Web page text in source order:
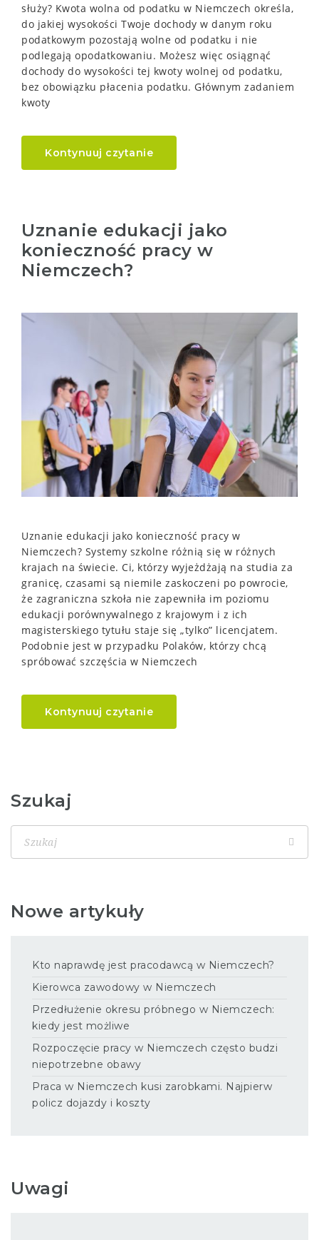
służy? Kwota wolna od podatku w Niemczech określa,
do jakiej wysokości Twoje dochody w danym roku
podatkowym pozostają wolne od podatku i nie
podlegają opodatkowaniu. Możesz więc osiągnąć
dochody do wysokości tej kwoty wolnej od podatku,
bez obowiązku płacenia podatku. Głównym zadaniem
kwoty
Kontynuuj czytanie
Uznanie edukacji jako
konieczność pracy w
Niemczech?
Uznanie edukacji jako konieczność pracy w
Niemczech? Systemy szkolne różnią się w różnych
krajach na świecie. Ci, którzy wyjeżdżają na studia za
granicę, czasami są niemile zaskoczeni po powrocie,
że zagraniczna szkoła nie zapewniła im poziomu
edukacji porównywalnego z krajowym i z ich
magisterskiego tytułu staje się „tylko” licencjatem.
Podobnie jest w przypadku Polaków, którzy chcą
spróbować szczęścia w Niemczech
Kontynuuj czytanie
Szukaj
Nowe artykuły
Kto naprawdę jest pracodawcą w Niemczech?
Kierowca zawodowy w Niemczech
Przedłużenie okresu próbnego w Niemczech:
kiedy jest możliwe
Rozpoczęcie pracy w Niemczech często budzi
niepotrzebne obawy
Praca w Niemczech kusi zarobkami. Najpierw
policz dojazdy i koszty
Uwagi